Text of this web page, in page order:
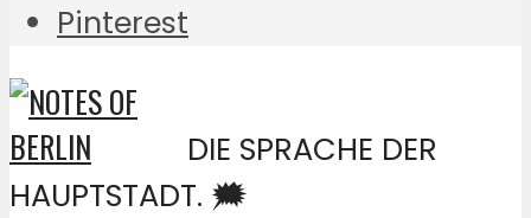
Pinterest
DIE SPRACHE DER
HAUPTSTADT. 🗯️